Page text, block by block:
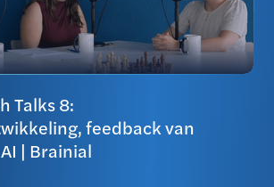
Talks 8:
feedback van
| Brainial